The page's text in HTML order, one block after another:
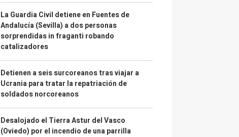
La Guardia Civil detiene en Fuentes de
Andalucía (Sevilla) a dos personas
sorprendidas in fraganti robando
catalizadores
Detienen a seis surcoreanos tras viajar a
Ucrania para tratar la repatriación de
soldados norcoreanos
Desalojado el Tierra Astur del Vasco
(Oviedo) por el incendio de una parrilla